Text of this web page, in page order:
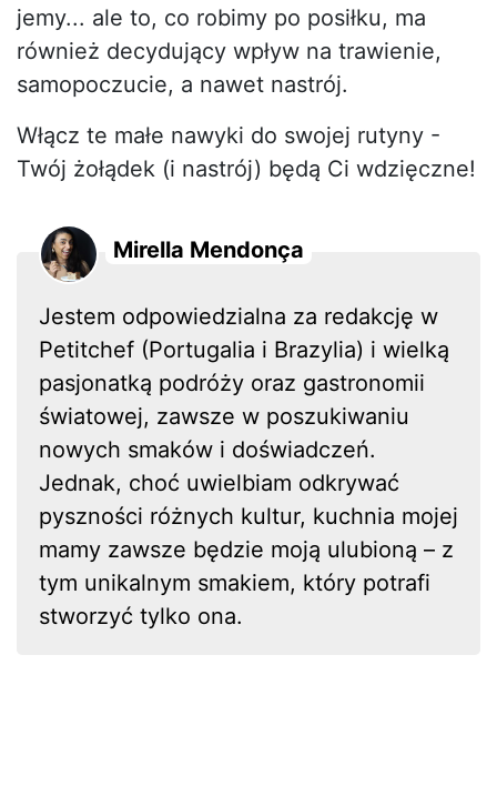
jemy... ale to, co robimy po posiłku, ma
również decydujący wpływ na trawienie,
samopoczucie, a nawet nastrój.
Włącz te małe nawyki do swojej rutyny -
Twój żołądek (i nastrój) będą Ci wdzięczne!
Mirella Mendonça
Jestem odpowiedzialna za redakcję w
Petitchef (Portugalia i Brazylia) i wielką
pasjonatką podróży oraz gastronomii
światowej, zawsze w poszukiwaniu
nowych smaków i doświadczeń.
Jednak, choć uwielbiam odkrywać
pyszności różnych kultur, kuchnia mojej
mamy zawsze będzie moją ulubioną – z
tym unikalnym smakiem, który potrafi
stworzyć tylko ona.